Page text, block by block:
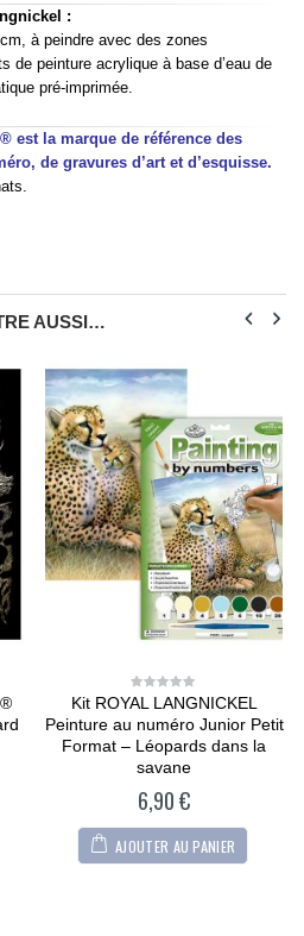
:
à peindre avec des zones
de peinture acrylique à base d’eau de
pré-imprimée.
est la marque de référence des
de gravures d’art et d’esquisse.
AUSSI…
0
of
5
Kit ROYAL LANGNICKEL
Peinture au numéro Junior Petit
Format – Léopards dans la
savane
6,90€
AJOUTER AU PANIER